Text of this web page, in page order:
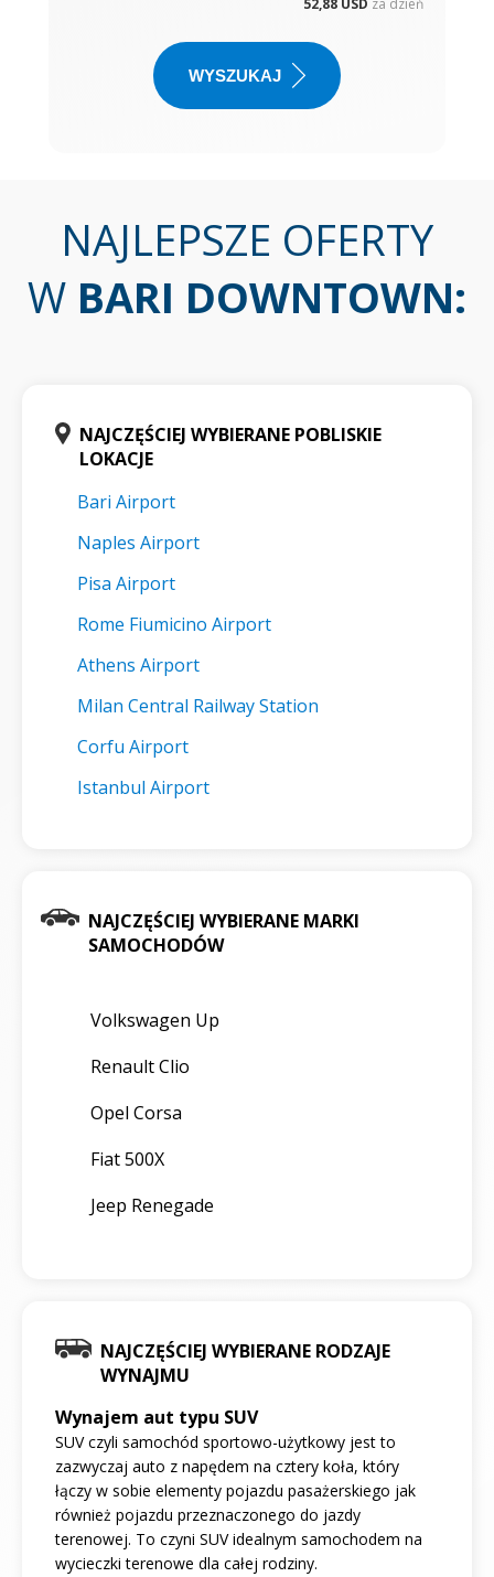
WYSZUKAJ
NAJLEPSZE OFERTY
W BARI DOWNTOWN:
NAJCZĘŚCIEJ WYBIERANE POBLISKIE
LOKACJE
Bari Airport
Naples Airport
Pisa Airport
Rome Fiumicino Airport
Athens Airport
Milan Central Railway Station
Corfu Airport
Istanbul Airport
NAJCZĘŚCIEJ WYBIERANE MARKI
SAMOCHODÓW
Volkswagen Up
Renault Clio
Opel Corsa
Fiat 500X
Jeep Renegade
NAJCZĘŚCIEJ WYBIERANE RODZAJE
WYNAJMU
Wynajem aut typu SUV
SUV czyli samochód sportowo-użytkowy jest to
zazwyczaj auto z napędem na cztery koła, który
łączy w sobie elementy pojazdu pasażerskiego jak
również pojazdu przeznaczonego do jazdy
terenowej. To czyni SUV idealnym samochodem na
wycieczki terenowe dla całej rodziny.